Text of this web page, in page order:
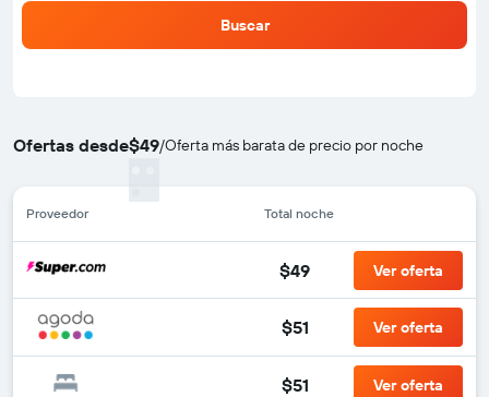
Buscar
Ofertas desde$49/Oferta más barata de precio por noche
Proveedor Total noche
$49 Ver oferta
$51 Ver oferta
$51 Ver oferta